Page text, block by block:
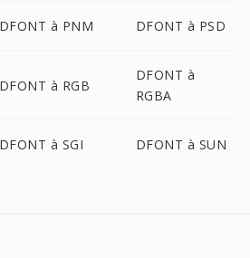
DFONT à PNM DFONT à PSD
DFONT à RGB
DFONT à
RGBA
DFONT à SGI DFONT à SUN